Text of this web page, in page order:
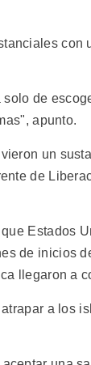
con
de
apunto.
un
de
Estados
de inicios
llegaron a
a los